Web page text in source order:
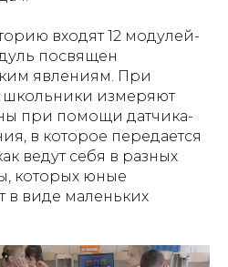
входят 12 модулей-
посвящен
явлениям. При
измеряют
при помощи датчика-
в которое передается
ведут себя в разных
которых юные
в виде маленьких